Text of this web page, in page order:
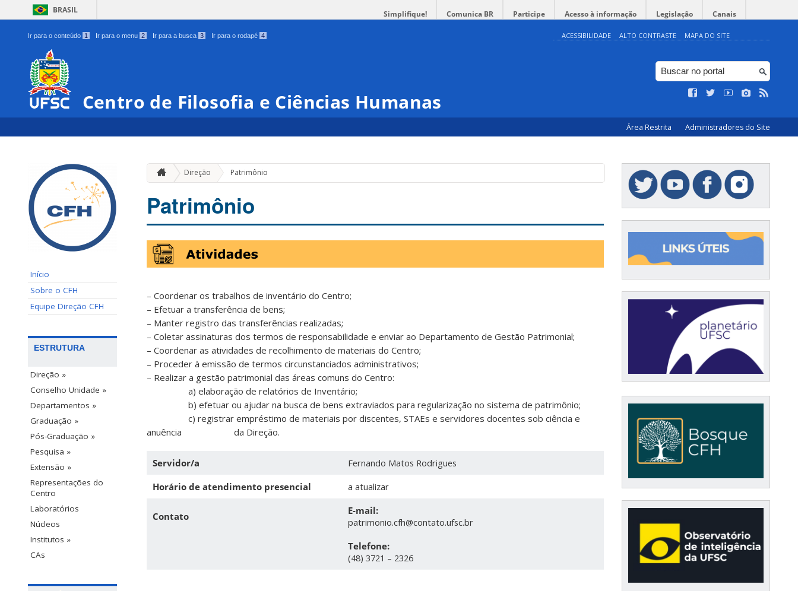
BRASIL Simplifique! Comunica BR Participe Acesso à informação Legislação Canais
Ir para o conteúdo 1 Ir para o menu 2 Ir para a busca 3 Ir para o rodapé 4 ACESSIBILIDADE ALTO CONTRASTE MAPA DO SITE
Centro de Filosofia e Ciências Humanas
Área Restrita Administradores do Site
Início
Sobre o CFH
Equipe Direção CFH
ESTRUTURA
Direção »
Conselho Unidade »
Departamentos »
Graduação »
Pós-Graduação »
Pesquisa »
Extensão »
Representações do
Centro
Laboratórios
Núcleos
Institutos »
CAs
Direção Patrimônio
Patrimônio
– Coordenar os trabalhos de inventário do Centro;
– Efetuar a transferência de bens;
– Manter registro das transferências realizadas;
– Coletar assinaturas dos termos de responsabilidade e enviar ao Departamento de Gestão Patrimonial;
– Coordenar as atividades de recolhimento de materiais do Centro;
– Proceder à emissão de termos circunstanciados administrativos;
– Realizar a gestão patrimonial das áreas comuns do Centro:
ﾠﾠﾠﾠﾠa) elaboração de relatórios de Inventário;
ﾠﾠﾠﾠﾠb) efetuar ou ajudar na busca de bens extraviados para regularização no sistema de patrimônio;
ﾠﾠﾠﾠﾠc) registrar empréstimo de materiais por discentes, STAEs e servidores docentes sob ciência e
anuência ﾠﾠﾠﾠﾠﾠda Direção.
Servidor/a
Fernando Matos Rodrigues
Horário de atendimento presencial
a atualizar
Contato
E-mail:
patrimonio.cfh@contato.ufsc.br
Telefone:
(48) 3721 – 2326